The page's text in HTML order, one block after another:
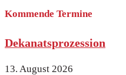
Kommende Termine
Dekanatsprozession
13. August 2026